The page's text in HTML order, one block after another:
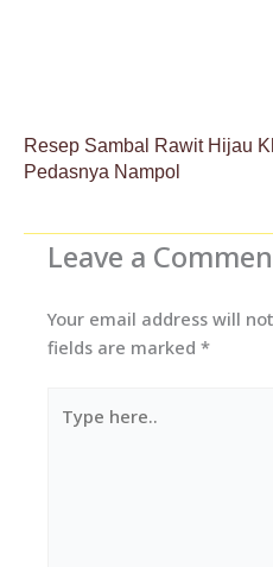
Resep Sambal Rawit Hijau
Pedasnya Nampol
Leave a
Your email address will
fields are marked *
here..